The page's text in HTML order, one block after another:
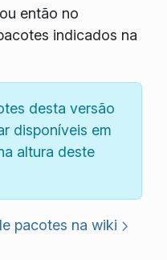
então no
indicados na
desta versão
disponíveis em
altura deste
pacotes na wiki